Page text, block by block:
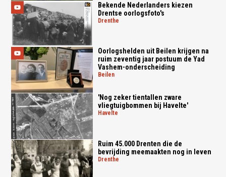
Bekende Nederlanders kiezen
Drentse oorlogsfoto's
drenthe
Oorlogshelden uit Beilen krijgen na
ruim zeventig jaar postuum de Yad
Vashem-onderscheiding
beilen
'Nog zeker tientallen zware
vliegtuigbommen bij Havelte'
havelte
Ruim 45.000 Drenten die de
bevrijding meemaakten nog in leven
drenthe